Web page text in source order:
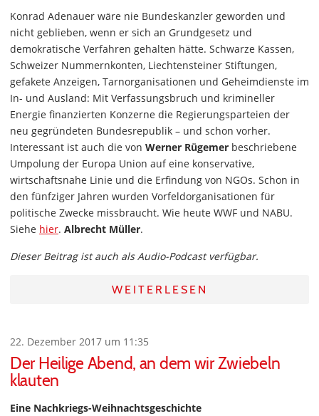
Konrad Adenauer wäre nie Bundeskanzler geworden und
nicht geblieben, wenn er sich an Grundgesetz und
demokratische Verfahren gehalten hätte. Schwarze Kassen,
Schweizer Nummernkonten, Liechtensteiner Stiftungen,
gefakete Anzeigen, Tarnorganisationen und Geheimdienste im
In- und Ausland: Mit Verfassungsbruch und krimineller
Energie finanzierten Konzerne die Regierungsparteien der
neu gegründeten Bundesrepublik – und schon vorher.
Interessant ist auch die von Werner Rügemer beschriebene
Umpolung der Europa Union auf eine konservative,
wirtschaftsnahe Linie und die Erfindung von NGOs. Schon in
den fünfziger Jahren wurden Vorfeldorganisationen für
politische Zwecke missbraucht. Wie heute WWF und NABU.
Siehe hier. Albrecht Müller.
Dieser Beitrag ist auch als Audio-Podcast verfügbar.
WEITERLESEN
22. Dezember 2017 um 11:35
Der Heilige Abend, an dem wir Zwiebeln
klauten
Eine Nachkriegs-Weihnachtsgeschichte